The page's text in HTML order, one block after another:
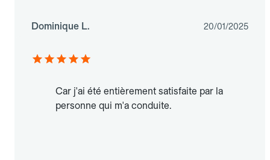
Dominique L. 20/01/2025
Car j'ai été entièrement satisfaite par la
personne qui m'a conduite.